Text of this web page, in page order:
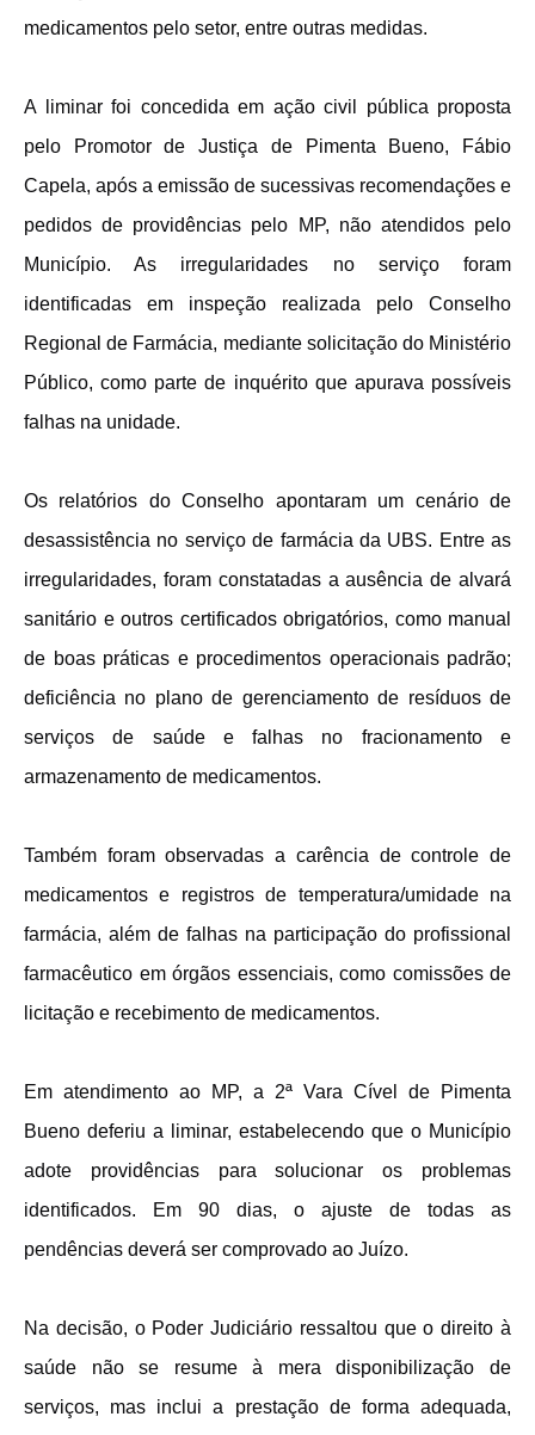
medicamentos pelo setor, entre outras medidas.
A liminar foi concedida em ação civil pública proposta
pelo Promotor de Justiça de Pimenta Bueno, Fábio
Capela, após a emissão de sucessivas recomendações e
pedidos de providências pelo MP, não atendidos pelo
Município. As irregularidades no serviço foram
identificadas em inspeção realizada pelo Conselho
Regional de Farmácia, mediante solicitação do Ministério
Público, como parte de inquérito que apurava possíveis
falhas na unidade.
Os relatórios do Conselho apontaram um cenário de
desassistência no serviço de farmácia da UBS. Entre as
irregularidades, foram constatadas a ausência de alvará
sanitário e outros certificados obrigatórios, como manual
de boas práticas e procedimentos operacionais padrão;
deficiência no plano de gerenciamento de resíduos de
serviços de saúde e falhas no fracionamento e
armazenamento de medicamentos.
Também foram observadas a carência de controle de
medicamentos e registros de temperatura/umidade na
farmácia, além de falhas na participação do profissional
farmacêutico em órgãos essenciais, como comissões de
licitação e recebimento de medicamentos.
Em atendimento ao MP, a 2ª Vara Cível de Pimenta
Bueno deferiu a liminar, estabelecendo que o Município
adote providências para solucionar os problemas
identificados.
Em 90 dias, o ajuste de todas as
pendências deverá ser comprovado ao Juízo.
Na decisão, o Poder Judiciário ressaltou que o direito à
saúde não se resume à mera disponibilização de
serviços, mas inclui a prestação de forma adequada,